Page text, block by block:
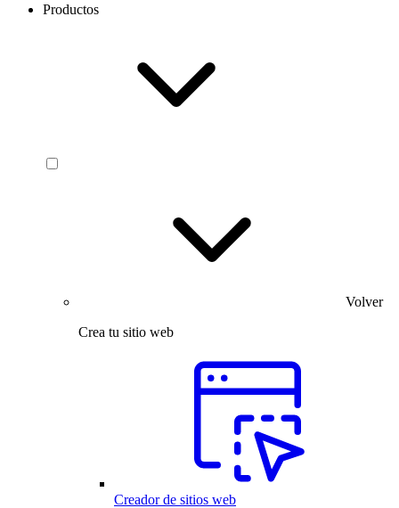
Productos
Volver
Crea tu sitio web
Creador de sitios web